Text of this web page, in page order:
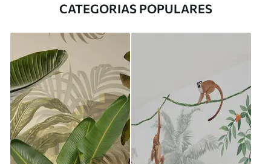
CATEGORIAS POPULARES